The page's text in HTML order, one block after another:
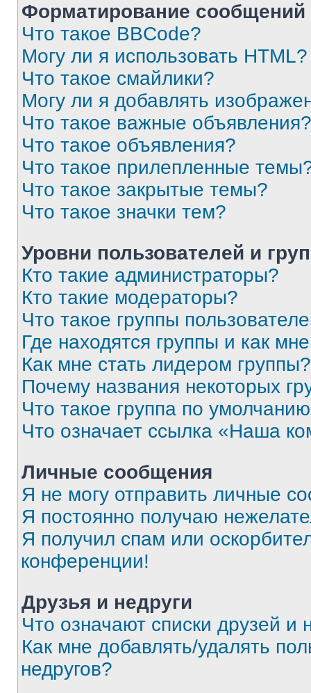
Форматирование
Что такое BBCode?
Могу ли я использовать HTML?
Что такое смайлики?
Могу ли я добавлять
Что такое важные объявления?
Что такое объявления?
Что такое прилепленные
Что такое закрытые темы?
Что такое значки тем?
Уровни пользователей и
Кто такие администраторы?
Кто такие модераторы?
Что такое группы
Где находятся группы и как
Как мне стать лидером группы?
Почему названия некоторых
Что такое группа по
Что означает ссылка «Наша
Личные сообщения
Я не могу отправить личные
Я постоянно получаю
Я получил спам или
конференции!
Друзья и недруги
Что означают списки друзей и
Как мне добавлять/удалять
недругов?